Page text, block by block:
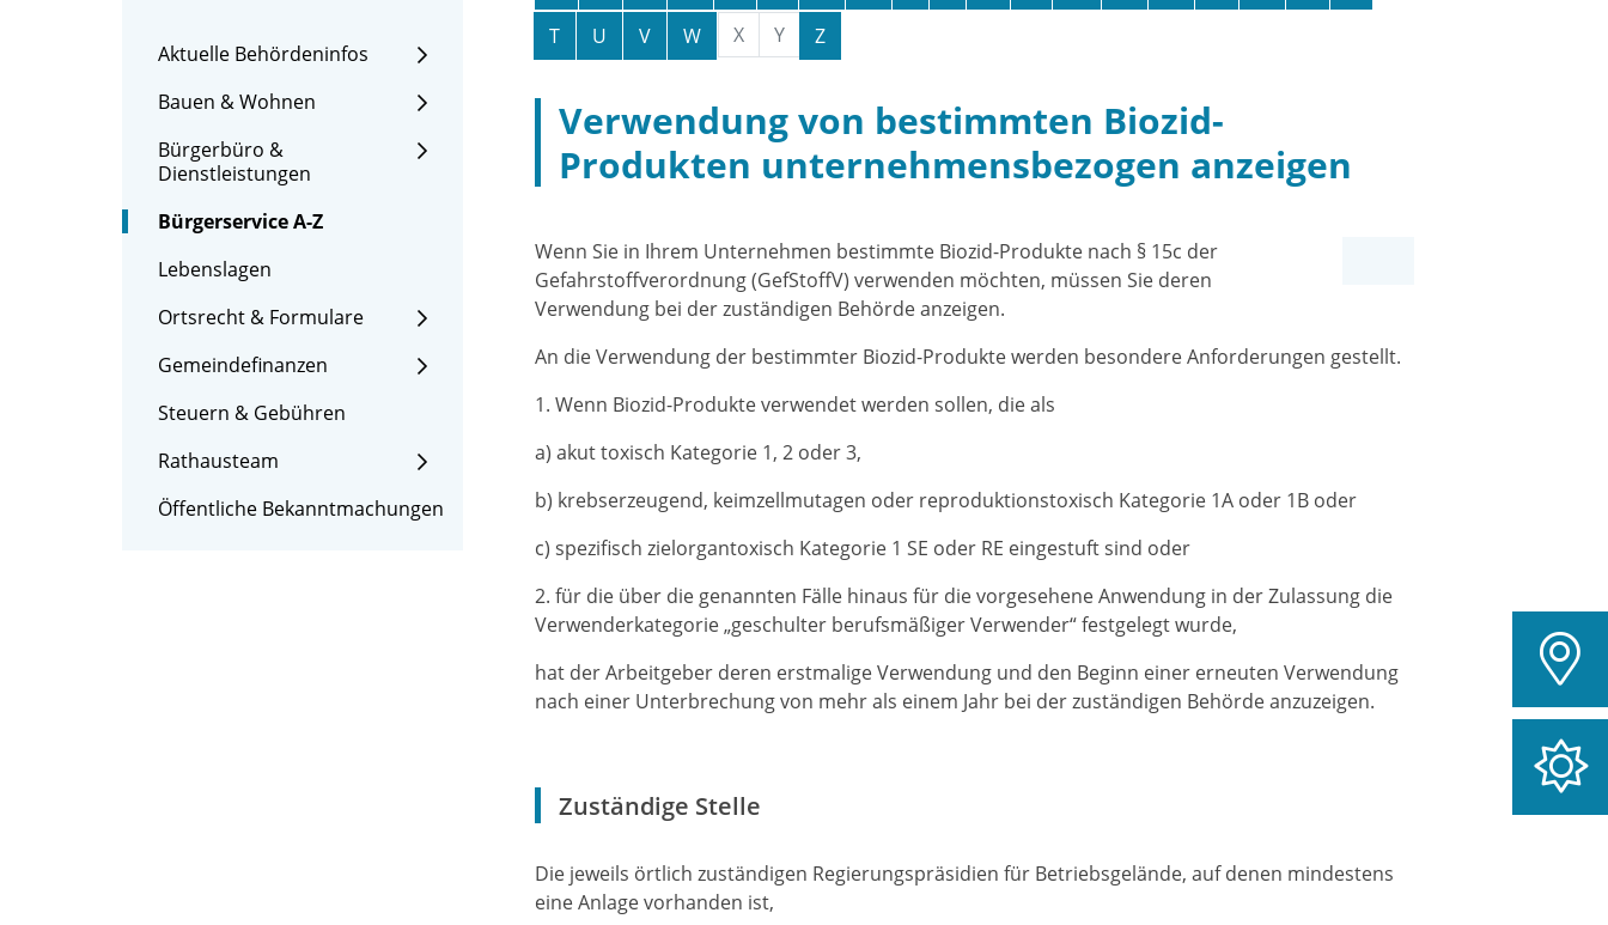
Aktuelle Behördeninfos
Bauen & Wohnen
Bürgerbüro &
Dienstleistungen
Bürgerservice A-Z
Lebenslagen
Ortsrecht & Formulare
Gemeindefinanzen
Steuern & Gebühren
Rathausteam
Öffentliche Bekanntmachungen
T
U V W X Y Z
Verwendung von bestimmten Biozid-
Produkten unternehmensbezogen anzeigen
Wenn Sie in Ihrem Unternehmen bestimmte Biozid-Produkte nach § 15c der
Gefahrstoffverordnung (GefStoffV) verwenden möchten, müssen Sie deren
Verwendung bei der zuständigen Behörde anzeigen.
An die Verwendung der bestimmter Biozid-Produkte werden besondere Anforderungen gestellt.
1. Wenn Biozid-Produkte verwendet werden sollen, die als
a) akut toxisch Kategorie 1, 2 oder 3,
b) krebserzeugend, keimzellmutagen oder reproduktionstoxisch Kategorie 1A oder 1B oder
c) spezifisch zielorgantoxisch Kategorie 1 SE oder RE eingestuft sind oder
2. für die über die genannten Fälle hinaus für die vorgesehene Anwendung in der Zulassung die
Verwenderkategorie „geschulter berufsmäßiger Verwender“ festgelegt wurde,
hat der Arbeitgeber deren erstmalige Verwendung und den Beginn einer erneuten Verwendung
nach einer Unterbrechung von mehr als einem Jahr bei der zuständigen Behörde anzuzeigen.
Zuständige Stelle
Die jeweils örtlich zuständigen Regierungspräsidien für Betriebsgelände, auf denen mindestens
eine Anlage vorhanden ist,